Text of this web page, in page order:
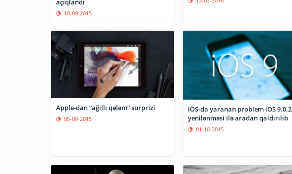
açıqlandı
10-09-2015
Apple-dan “ağıllı qələm” sürprizi
05-09-2015
iOS-da yaranan problem iOS 9.0.2
yenilənməsi ilə aradan qaldırılıb
01-10-2015